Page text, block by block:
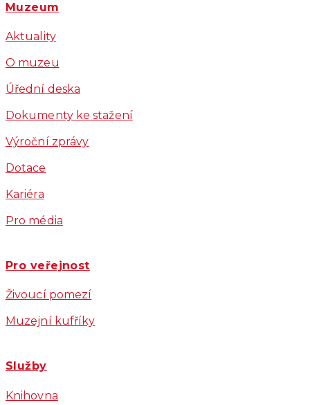
Muzeum
Aktuality
O muzeu
Úřední deska
Dokumenty ke stažení
Výroční zprávy
Dotace
Kariéra
Pro média
Pro veřejnost
Živoucí pomezí
Muzejní kufříky
Služby
Knihovna